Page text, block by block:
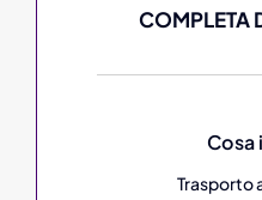
COMPLETA
Cosa
Trasporto